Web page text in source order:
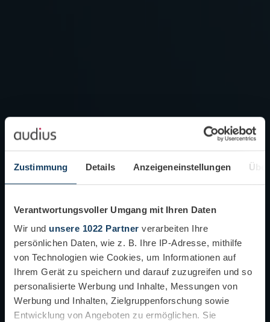
Zustimmung Details Anzeigeneinstellungen
Verantwortungsvoller Umgang mit Ihren Daten
Wir und unsere 1022 Partner verarbeiten Ihre
persönlichen Daten, wie z. B. Ihre IP-Adresse, mithilfe
von Technologien wie Cookies, um Informationen auf
Ihrem Gerät zu speichern und darauf zuzugreifen und so
personalisierte Werbung und Inhalte, Messungen von
Werbung und Inhalten, Zielgruppenforschung sowie
Entwicklung von Angeboten zu ermöglichen. Sie